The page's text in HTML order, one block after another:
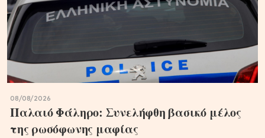
08/08/2026
Παλαιό Φάληρο: Συνελήφθη βασικό μέλος
της ρωσόφωνης μαφίας